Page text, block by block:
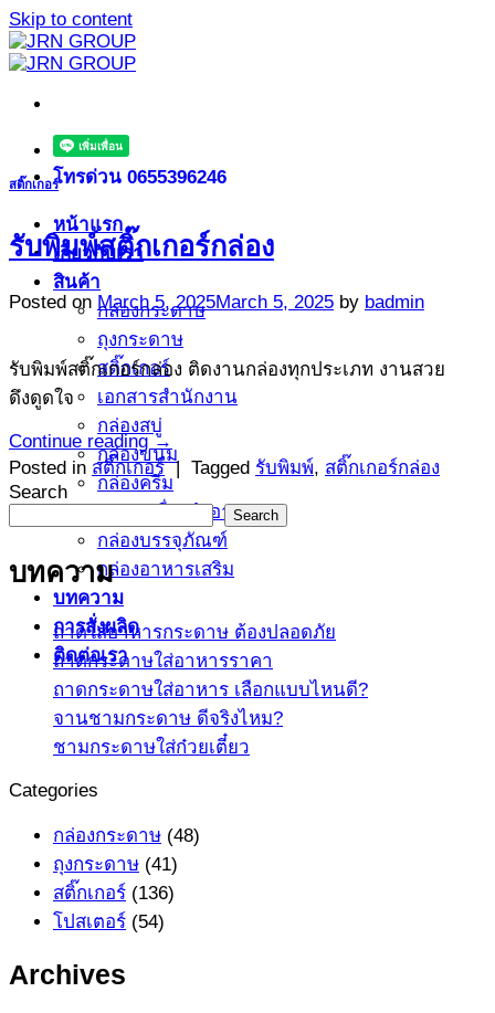
Skip to content
โทรด่วน 0655396246
หน้าแรก
เกี่ยวกับเรา
สินค้า
กล่องกระดาษ
ถุงกระดาษ
สติ๊กเกอร์
เอกสารสำนักงาน
กล่องสบู่
กล่องขนม
กล่องครีม
กล่องเครื่องสำอาง
กล่องบรรจุภัณฑ์
กล่องอาหารเสริม
บทความ
การสั่งผลิด
ติดต่อเรา
สติ๊กเกอร์
รับพิมพ์สติ๊กเกอร์กล่อง
Posted on March 5, 2025March 5, 2025 by badmin
รับพิมพ์สติ๊กเกอร์กล่อง ติดงานกล่องทุกประเภท งานสวย
ดึงดูดใจ
Continue reading→
Posted in สติ๊กเกอร์ | Tagged รับพิมพ์, สติ๊กเกอร์กล่อง
Search
Search
บทความ
ถาดใส่อาหารกระดาษ ต้องปลอดภัย
ถาดกระดาษใส่อาหารราคา
ถาดกระดาษใส่อาหาร เลือกแบบไหนดี?
จานชามกระดาษ ดีจริงไหม?
ชามกระดาษใส่ก๋วยเตี๋ยว
Categories
กล่องกระดาษ (48)
ถุงกระดาษ (41)
สติ๊กเกอร์ (136)
โปสเตอร์ (54)
Archives